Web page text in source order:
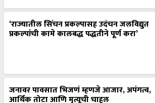
‘राज्यातील सिंचन प्रकल्पासह उदंचन जलविद्युत
प्रकल्पांची कामे कालबद्ध पद्धतीने पूर्ण करा’
जनावर पावसात भिजणं म्हणजे आजार, अपंगत्व,
आर्थिक तोटा आणि मृत्यूची चाहूल